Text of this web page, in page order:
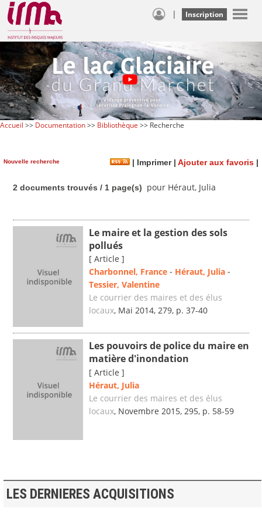
| Inscription
Accueil >> Documentation>> Bibliothèque >> Recherche
Nouvelle recherche | Imprimer| Ajouter aux favoris |
2 documents trouvés / 1 page(s) pour Héraut, Julia
Le maire et la gestion des sols
pollués
[ Article ]
Charbonnel, France - Héraut, Julia -
Tessier, Valentine
Le courrier des maires et des élus
locaux, Mai 2014, 279, p. 37-40
Les pouvoirs de police du maire en
matière d'inondation
[ Article ]
Héraut, Julia
Le courrier des maires et des élus
locaux, Novembre 2015, 295, p. 58-59
LES DERNIERES ACQUISITIONS